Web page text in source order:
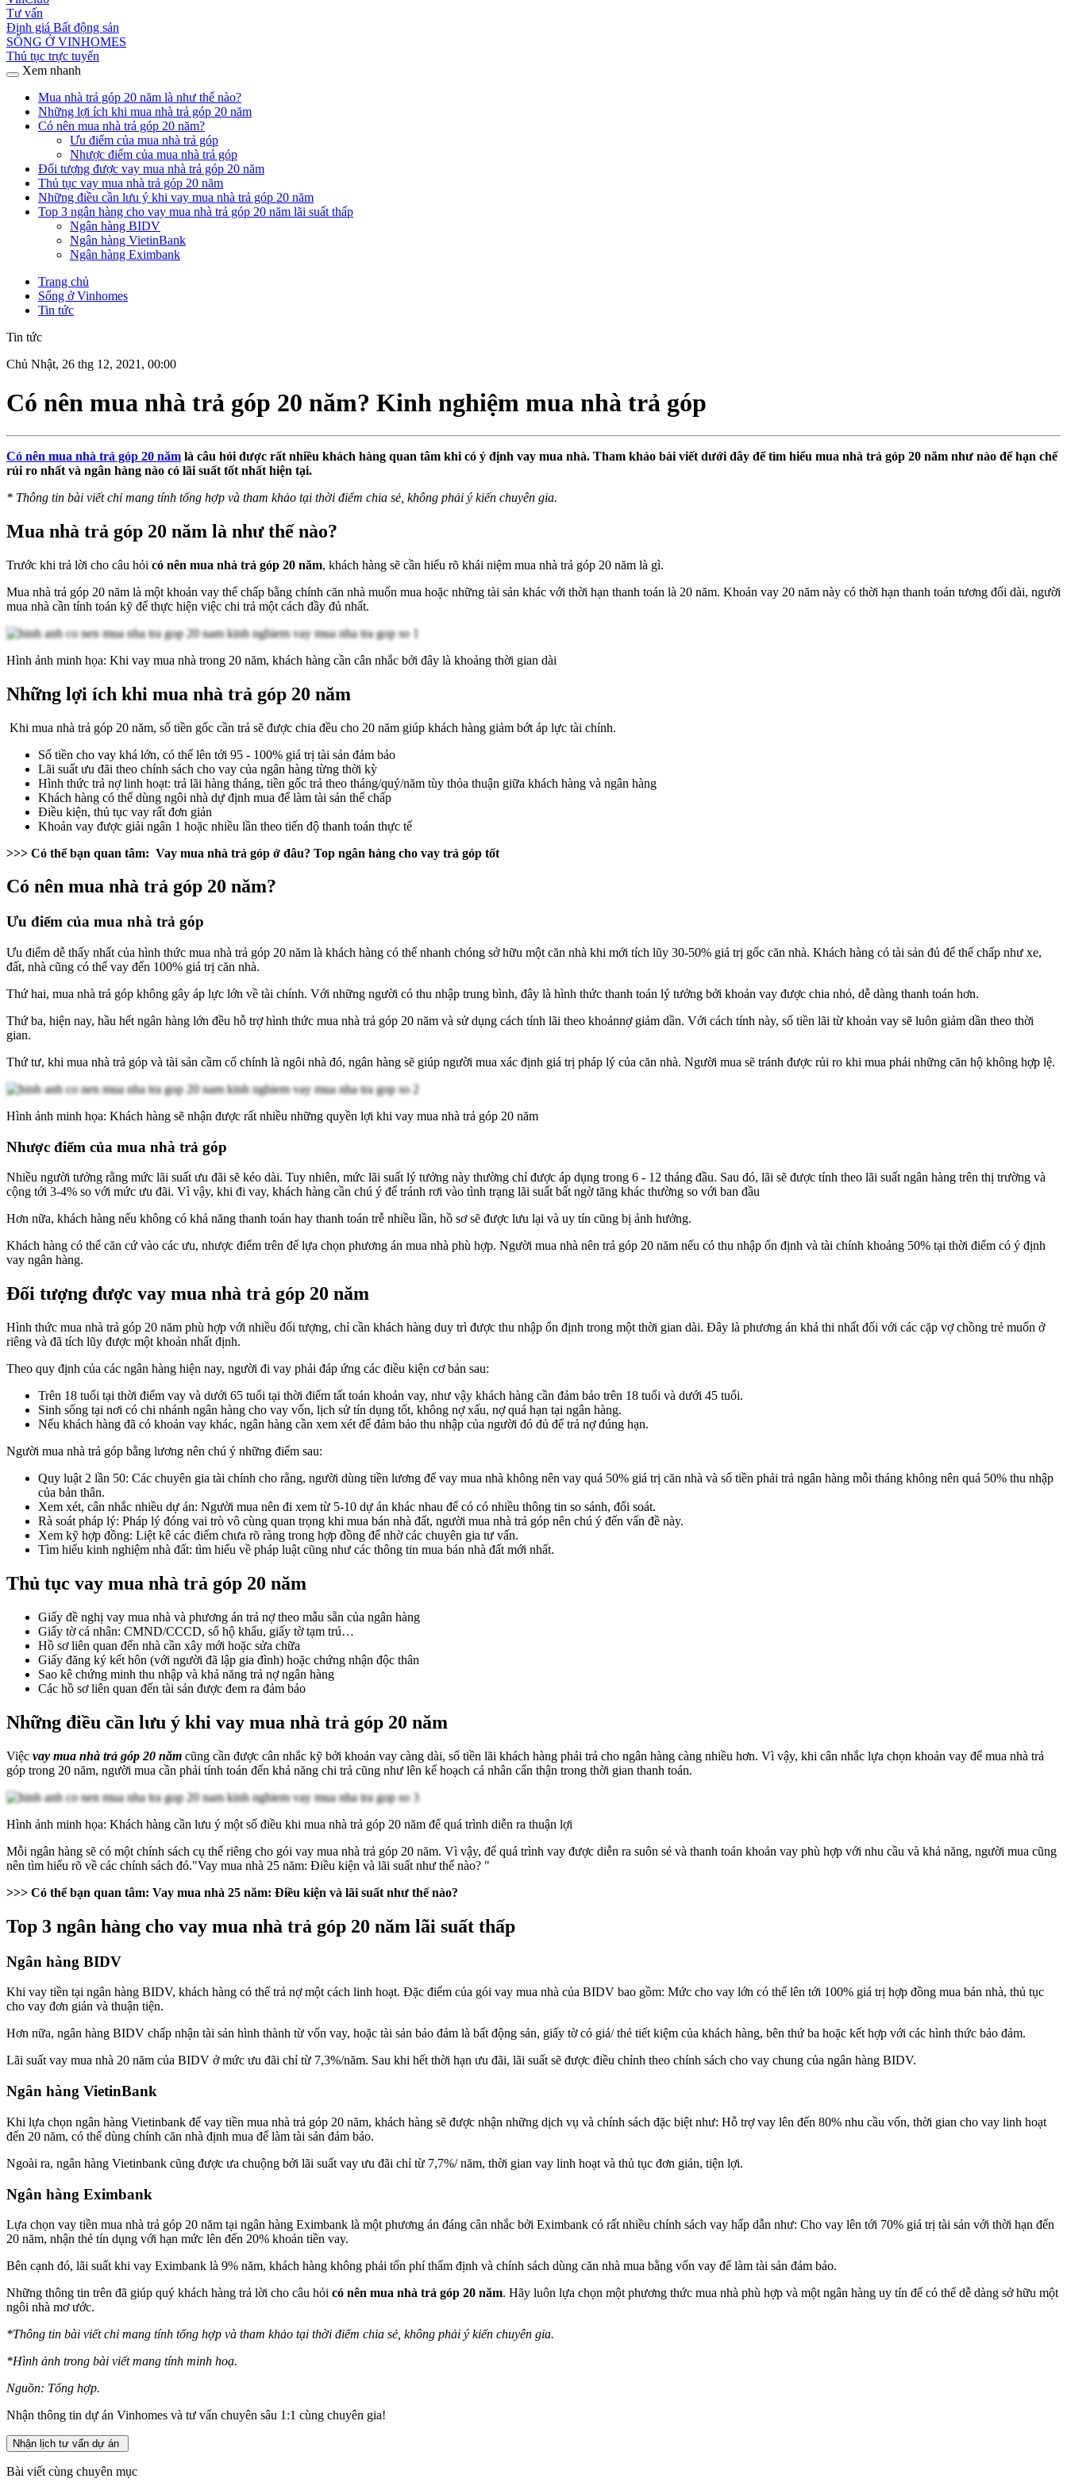
Tư vấn
Định giá Bất động sản
SỐNG Ở VINHOMES
Thủ tục trực tuyến
Xem nhanh
Mua nhà trả góp 20 năm là như thế nào?
Những lợi ích khi mua nhà trả góp 20 năm
Có nên mua nhà trả góp 20 năm?
Ưu điểm của mua nhà trả góp
Nhược điểm của mua nhà trả góp
Đối tượng được vay mua nhà trả góp 20 năm
Thủ tục vay mua nhà trả góp 20 năm
Những điều cần lưu ý khi vay mua nhà trả góp 20 năm
Top 3 ngân hàng cho vay mua nhà trả góp 20 năm lãi suất thấp
Ngân hàng BIDV
Ngân hàng VietinBank
Ngân hàng Eximbank
Trang chủ
Sống ở Vinhomes
Tin tức
Tin tức
Chủ Nhật, 26 thg 12, 2021, 00:00
Có nên mua nhà trả góp 20 năm? Kinh nghiệm mua nhà trả góp
Có nên mua nhà trả góp 20 năm là câu hỏi được rất nhiều khách hàng quan tâm khi có ý định vay mua nhà. Tham khảo bài viết dưới đây để tìm hiểu mua nhà trả góp 20 năm như nào để hạn chế
rủi ro nhất và ngân hàng nào có lãi suất tốt nhất hiện tại.
* Thông tin bài viết chỉ mang tính tổng hợp và tham khảo tại thời điểm chia sẻ, không phải ý kiến chuyên gia.
Mua nhà trả góp 20 năm là như thế nào?
Trước khi trả lời cho câu hỏi có nên mua nhà trả góp 20 năm, khách hàng sẽ cần hiểu rõ khái niệm mua nhà trả góp 20 năm là gì.
Mua nhà trả góp 20 năm là một khoản vay thế chấp bằng chính căn nhà muốn mua hoặc những tài sản khác với thời hạn thanh toán là 20 năm. Khoản vay 20 năm này có thời hạn thanh toán tương đối dài, người
mua nhà cần tính toán kỹ để thực hiện việc chi trả một cách đầy đủ nhất.
Hình ảnh minh họa: Khi vay mua nhà trong 20 năm, khách hàng cần cân nhắc bởi đây là khoảng thời gian dài
Những lợi ích khi mua nhà trả góp 20 năm
Khi mua nhà trả góp 20 năm, số tiền gốc cần trả sẽ được chia đều cho 20 năm giúp khách hàng giảm bớt áp lực tài chính.
Số tiền cho vay khá lớn, có thể lên tới 95 - 100% giá trị tài sản đảm bảo
Lãi suất ưu đãi theo chính sách cho vay của ngân hàng từng thời kỳ
Hình thức trả nợ linh hoạt: trả lãi hàng tháng, tiền gốc trả theo tháng/quý/năm tùy thỏa thuận giữa khách hàng và ngân hàng
Khách hàng có thể dùng ngôi nhà dự định mua để làm tài sản thế chấp
Điều kiện, thủ tục vay rất đơn giản
Khoản vay được giải ngân 1 hoặc nhiều lần theo tiến độ thanh toán thực tế
>>> Có thể bạn quan tâm: Vay mua nhà trả góp ở đâu? Top ngân hàng cho vay trả góp tốt
Có nên mua nhà trả góp 20 năm?
Ưu điểm của mua nhà trả góp
Ưu điểm dễ thấy nhất của hình thức mua nhà trả góp 20 năm là khách hàng có thể nhanh chóng sở hữu một căn nhà khi mới tích lũy 30-50% giá trị gốc căn nhà. Khách hàng có tài sản đủ để thế chấp như xe,
đất, nhà cũng có thể vay đến 100% giá trị căn nhà.
Thứ hai, mua nhà trả góp không gây áp lực lớn về tài chính. Với những người có thu nhập trung bình, đây là hình thức thanh toán lý tưởng bởi khoản vay được chia nhỏ, dễ dàng thanh toán hơn.
Thứ ba, hiện nay, hầu hết ngân hàng lớn đều hỗ trợ hình thức mua nhà trả góp 20 năm và sử dụng cách tính lãi theo khoảnnợ giảm dần. Với cách tính này, số tiền lãi từ khoản vay sẽ luôn giảm dần theo thời
gian.
Thứ tư, khi mua nhà trả góp và tài sản cầm cố chính là ngôi nhà đó, ngân hàng sẽ giúp người mua xác định giá trị pháp lý của căn nhà. Người mua sẽ tránh được rủi ro khi mua phải những căn hộ không hợp lệ.
Hình ảnh minh họa: Khách hàng sẽ nhận được rất nhiều những quyền lợi khi vay mua nhà trả góp 20 năm
Nhược điểm của mua nhà trả góp
Nhiều người tưởng rằng mức lãi suất ưu đãi sẽ kéo dài. Tuy nhiên, mức lãi suất lý tưởng này thường chỉ được áp dụng trong 6 - 12 tháng đầu. Sau đó, lãi sẽ được tính theo lãi suất ngân hàng trên thị trường và
cộng tới 3-4% so với mức ưu đãi. Vì vậy, khi đi vay, khách hàng cần chú ý để tránh rơi vào tình trạng lãi suất bất ngờ tăng khác thường so với ban đầu
Hơn nữa, khách hàng nếu không có khả năng thanh toán hay thanh toán trễ nhiều lần, hồ sơ sẽ được lưu lại và uy tín cũng bị ảnh hưởng.
Khách hàng có thể căn cứ vào các ưu, nhược điểm trên để lựa chọn phương án mua nhà phù hợp. Người mua nhà nên trả góp 20 năm nếu có thu nhập ổn định và tài chính khoảng 50% tại thời điểm có ý định
vay ngân hàng.
Đối tượng được vay mua nhà trả góp 20 năm
Hình thức mua nhà trả góp 20 năm phù hợp với nhiều đối tượng, chỉ cần khách hàng duy trì được thu nhập ổn định trong một thời gian dài. Đây là phương án khả thi nhất đối với các cặp vợ chồng trẻ muốn ở
riêng và đã tích lũy được một khoản nhất định.
Theo quy định của các ngân hàng hiện nay, người đi vay phải đáp ứng các điều kiện cơ bản sau:
Trên 18 tuổi tại thời điểm vay và dưới 65 tuổi tại thời điểm tất toán khoản vay, như vậy khách hàng cần đảm bảo trên 18 tuổi và dưới 45 tuổi.
Sinh sống tại nơi có chi nhánh ngân hàng cho vay vốn, lịch sử tín dụng tốt, không nợ xấu, nợ quá hạn tại ngân hàng.
Nếu khách hàng đã có khoản vay khác, ngân hàng cần xem xét để đảm bảo thu nhập của người đó đủ để trả nợ đúng hạn.
Người mua nhà trả góp bằng lương nên chú ý những điểm sau:
Quy luật 2 lần 50: Các chuyên gia tài chính cho rằng, người dùng tiền lương để vay mua nhà không nên vay quá 50% giá trị căn nhà và số tiền phải trả ngân hàng mỗi tháng không nên quá 50% thu nhập
của bản thân.
Xem xét, cân nhắc nhiều dự án: Người mua nên đi xem từ 5-10 dự án khác nhau để có có nhiều thông tin so sánh, đối soát.
Rà soát pháp lý: Pháp lý đóng vai trò vô cùng quan trọng khi mua bán nhà đất, người mua nhà trả góp nên chú ý đến vấn đề này.
Xem kỹ hợp đồng: Liệt kê các điểm chưa rõ ràng trong hợp đồng để nhờ các chuyên gia tư vấn.
Tìm hiểu kinh nghiệm nhà đất: tìm hiểu về pháp luật cũng như các thông tin mua bán nhà đất mới nhất.
Thủ tục vay mua nhà trả góp 20 năm
Giấy đề nghị vay mua nhà và phương án trả nợ theo mẫu sẵn của ngân hàng
Giấy tờ cá nhân: CMND/CCCD, sổ hộ khẩu, giấy tờ tạm trú…
Hồ sơ liên quan đến nhà cần xây mới hoặc sửa chữa
Giấy đăng ký kết hôn (với người đã lập gia đình) hoặc chứng nhận độc thân
Sao kê chứng minh thu nhập và khả năng trả nợ ngân hàng
Các hồ sơ liên quan đến tài sản được đem ra đảm bảo
Những điều cần lưu ý khi vay mua nhà trả góp 20 năm
Việc vay mua nhà trả góp 20 năm cũng cần được cân nhắc kỹ bởi khoản vay càng dài, số tiền lãi khách hàng phải trả cho ngân hàng càng nhiều hơn. Vì vậy, khi cân nhắc lựa chọn khoản vay để mua nhà trả
góp trong 20 năm, người mua cần phải tính toán đến khả năng chi trả cũng như lên kế hoạch cá nhân cẩn thận trong thời gian thanh toán.
Hình ảnh minh họa: Khách hàng cần lưu ý một số điều khi mua nhà trả góp 20 năm để quá trình diễn ra thuận lợi
Mỗi ngân hàng sẽ có một chính sách cụ thể riêng cho gói vay mua nhà trả góp 20 năm. Vì vậy, để quá trình vay được diễn ra suôn sẻ và thanh toán khoản vay phù hợp với nhu cầu và khả năng, người mua cũng
nên tìm hiểu rõ về các chính sách đó."Vay mua nhà 25 năm: Điều kiện và lãi suất như thế nào? "
>>> Có thể bạn quan tâm: Vay mua nhà 25 năm: Điều kiện và lãi suất như thế nào?
Top 3 ngân hàng cho vay mua nhà trả góp 20 năm lãi suất thấp
Ngân hàng BIDV
Khi vay tiền tại ngân hàng BIDV, khách hàng có thể trả nợ một cách linh hoạt. Đặc điểm của gói vay mua nhà của BIDV bao gồm: Mức cho vay lớn có thể lên tới 100% giá trị hợp đồng mua bán nhà, thủ tục
cho vay đơn giản và thuận tiện.
Hơn nữa, ngân hàng BIDV chấp nhận tài sản hình thành từ vốn vay, hoặc tài sản bảo đảm là bất động sản, giấy tờ có giá/ thẻ tiết kiệm của khách hàng, bên thứ ba hoặc kết hợp với các hình thức bảo đảm.
Lãi suất vay mua nhà 20 năm của BIDV ở mức ưu đãi chỉ từ 7,3%/năm. Sau khi hết thời hạn ưu đãi, lãi suất sẽ được điều chỉnh theo chính sách cho vay chung của ngân hàng BIDV.
Ngân hàng VietinBank
Khi lựa chọn ngân hàng Vietinbank để vay tiền mua nhà trả góp 20 năm, khách hàng sẽ được nhận những dịch vụ và chính sách đặc biệt như: Hỗ trợ vay lên đến 80% nhu cầu vốn, thời gian cho vay linh hoạt
đến 20 năm, có thể dùng chính căn nhà định mua để làm tài sản đảm bảo.
Ngoài ra, ngân hàng Vietinbank cũng được ưa chuộng bởi lãi suất vay ưu đãi chỉ từ 7,7%/ năm, thời gian vay linh hoạt và thủ tục đơn giản, tiện lợi.
Ngân hàng Eximbank
Lựa chọn vay tiền mua nhà trả góp 20 năm tại ngân hàng Eximbank là một phương án đáng cân nhắc bởi Eximbank có rất nhiều chính sách vay hấp dẫn như: Cho vay lên tới 70% giá trị tài sản với thời hạn đến
20 năm, nhận thẻ tín dụng với hạn mức lên đến 20% khoản tiền vay.
Bên cạnh đó, lãi suất khi vay Eximbank là 9% năm, khách hàng không phải tốn phí thẩm định và chính sách dùng căn nhà mua bằng vốn vay để làm tài sản đảm bảo.
Những thông tin trên đã giúp quý khách hàng trả lời cho câu hỏi có nên mua nhà trả góp 20 năm. Hãy luôn lựa chọn một phương thức mua nhà phù hợp và một ngân hàng uy tín để có thể dễ dàng sở hữu một
ngôi nhà mơ ước.
*Thông tin bài viết chỉ mang tính tổng hợp và tham khảo tại thời điểm chia sẻ, không phải ý kiến chuyên gia.
*Hình ảnh trong bài viết mang tính minh hoạ.
Nguồn: Tổng hợp.
Nhận thông tin dự án Vinhomes và tư vấn chuyên sâu 1:1 cùng chuyên gia!
Nhận lịch tư vấn dự án
Bài viết cùng chuyên mục